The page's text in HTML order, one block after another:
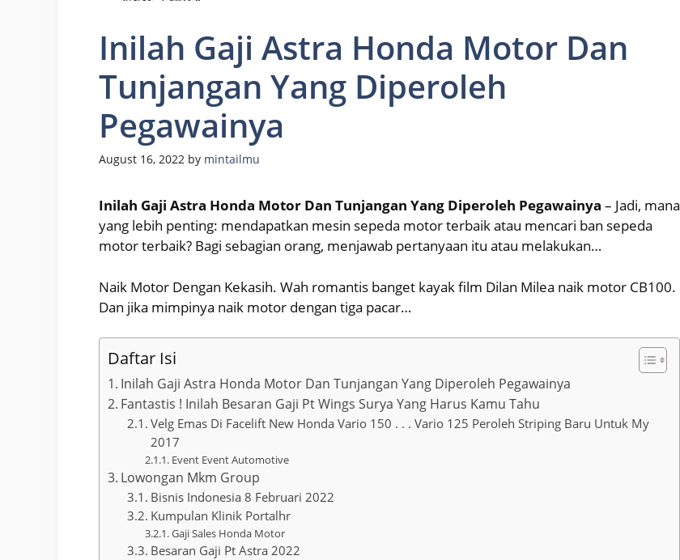
Inilah Gaji Astra Honda Motor Dan
Tunjangan Yang Diperoleh
Pegawainya
August 16, 2022 by mintailmu
Inilah Gaji Astra Honda Motor Dan Tunjangan Yang Diperoleh Pegawainya – Jadi, mana
yang lebih penting: mendapatkan mesin sepeda motor terbaik atau mencari ban sepeda
motor terbaik? Bagi sebagian orang, menjawab pertanyaan itu atau melakukan…
Naik Motor Dengan Kekasih. Wah romantis banget kayak film Dilan Milea naik motor CB100.
Dan jika mimpinya naik motor dengan tiga pacar…
Daftar Isi
Inilah Gaji Astra Honda Motor Dan Tunjangan Yang Diperoleh Pegawainya
Fantastis ! Inilah Besaran Gaji Pt Wings Surya Yang Harus Kamu Tahu
Velg Emas Di Facelift New Honda Vario 150 . . . Vario 125 Peroleh Striping Baru Untuk My
2017
Event Event Automotive
Lowongan Mkm Group
Bisnis Indonesia 8 Februari 2022
Kumpulan Klinik Portalhr
Gaji Sales Honda Motor
Besaran Gaji Pt Astra 2022